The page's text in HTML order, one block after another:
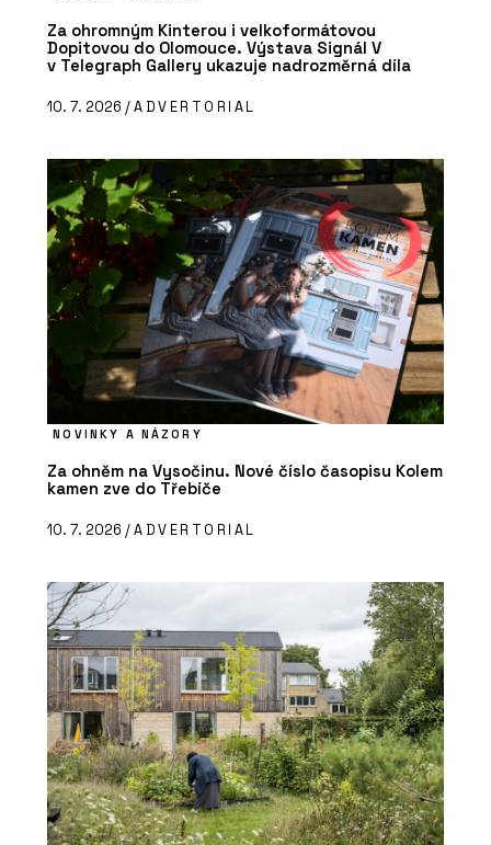
Za ohromným Kinterou i velkoformátovou
Dopitovou do Olomouce. Výstava Signál V
v Telegraph Gallery ukazuje nadrozměrná díla
10. 7. 2026 /ADVERTORIAL
NOVINKY A NÁZORY
Za ohněm na Vysočinu. Nové číslo časopisu Kolem
kamen zve do Třebíče
10. 7. 2026 /ADVERTORIAL